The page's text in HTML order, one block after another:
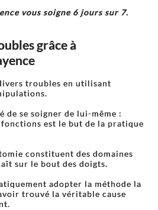
vous soigne 6 jours sur 7.
grâce à
troubles en utilisant
de se soigner de lui-même :
est le but de la pratique
constituent des domaines
sur le bout des doigts.
adopter la méthode la
trouvé la véritable cause